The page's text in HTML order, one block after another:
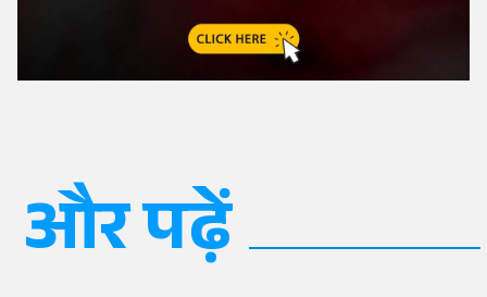
और पढ़ें